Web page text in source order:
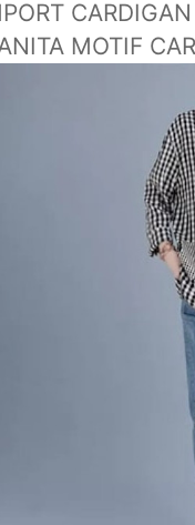
MOTIF